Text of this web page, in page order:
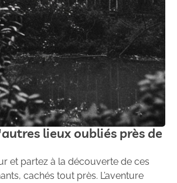
lieux oubliés près de
et partez à la découverte de ces
cachés tout près. L’aventure